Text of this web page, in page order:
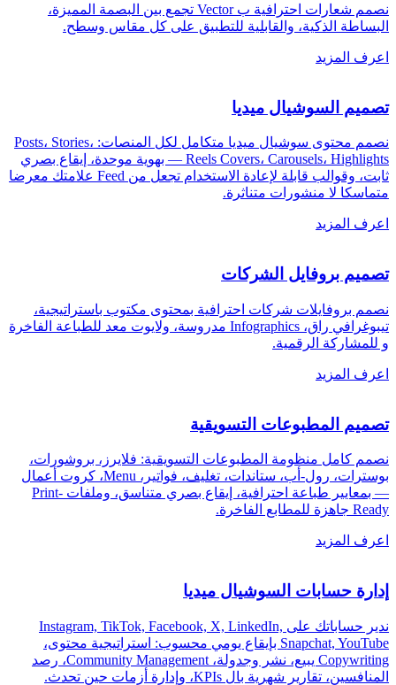
نصمم شعارات احترافية ب Vector تجمع بين البصمة المميزة،
البساطة الذكية، والقابلية للتطبيق على كل مقاس وسطح.
اعرف المزيد
تصميم السوشيال ميديا
نصمم محتوى سوشيال ميديا متكامل لكل المنصات: Posts، Stories،
Reels Covers، Carousels، Highlights — بهوية موحدة، إيقاع بصري
ثابت، وقوالب قابلة لإعادة الاستخدام تجعل من Feed علامتك معرضا
متماسكا لا منشورات متناثرة.
اعرف المزيد
تصميم بروفايل الشركات
نصمم بروفايلات شركات احترافية بمحتوى مكتوب باستراتيجية،
تيبوغرافي راق، Infographics مدروسة، ولايوت معد للطباعة الفاخرة
و للمشاركة الرقمية.
اعرف المزيد
تصميم المطبوعات التسويقية
نصمم كامل منظومة المطبوعات التسويقية: فلايرز، بروشورات،
بوسترات، رول-أب، ستاندات، تغليف، فواتير، Menu، كروت أعمال
— بمعايير طباعة احترافية، إيقاع بصري متناسق، وملفات Print-
Ready جاهزة للمطابع الفاخرة
.
اعرف المزيد
إدارة حسابات السوشيال ميديا
ندير حساباتك على Instagram, TikTok, Facebook, X, LinkedIn,
Snapchat, YouTube بإيقاع يومي محسوب: استراتيجية محتوى،
Copywriting يبيع، نشر وجدولة، Community Management، رصد
المنافسين، تقارير شهرية بال KPIs، وإدارة أزمات حين تحدث
.